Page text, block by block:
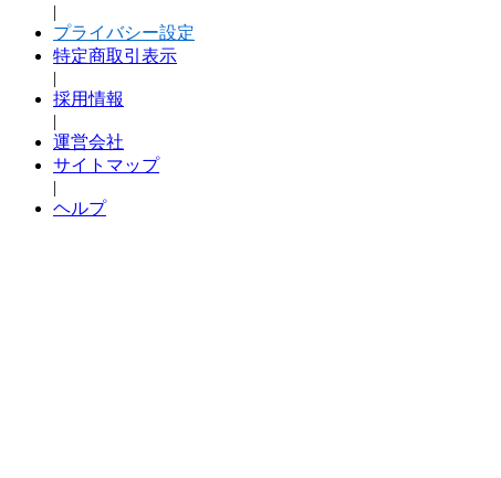
|
プライバシー設定
特定商取引表示
|
採用情報
|
運営会社
サイトマップ
|
ヘルプ